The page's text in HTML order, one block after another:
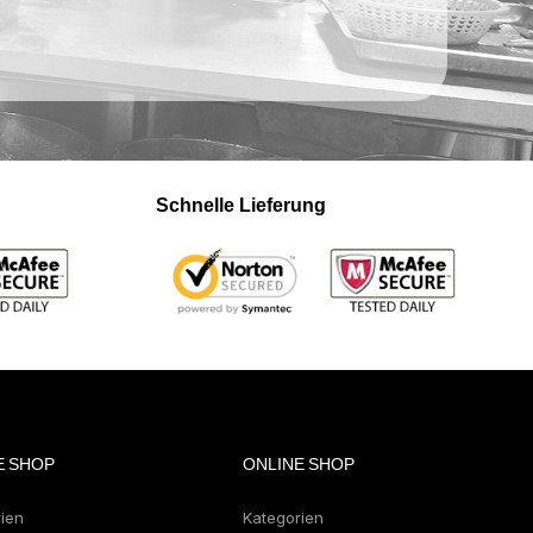
Schnelle Lieferung
SHOP ONLINE SHOP
Kategorien